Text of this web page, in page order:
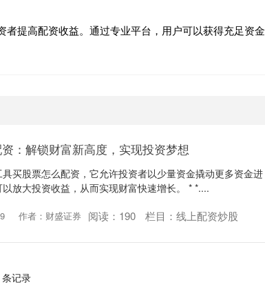
提高配资收益。通过专业平台，用户可以获得充足资金
：解锁财富新高度，实现投资梦想
买股票怎么配资，它允许投资者以少量资金撬动更多资金进
放大投资收益，从而实现财富快速增长。 * *....
作者：财盛证券 阅读： 190 栏目： 线上配资炒股
记录